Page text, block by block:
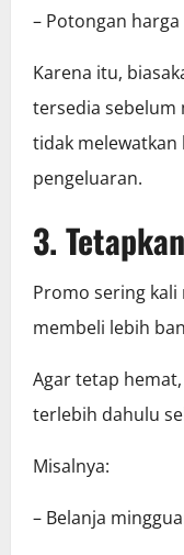
– Potongan
Karena itu,
tersedia sebelum
tidak
pengeluaran.
3.
Promo sering
membeli lebih
Agar tetap
terlebih dahulu
Misalnya:
– Belanja